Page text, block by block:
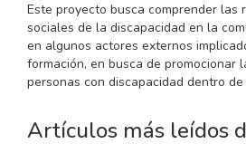
Este proyecto busca comprender las
sociales de la discapacidad en la
en algunos actores externos
formación, en busca de promocionar
personas con discapacidad dentro
Artículos más leídos